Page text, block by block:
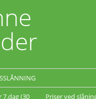
7.dag (30 Priser ved